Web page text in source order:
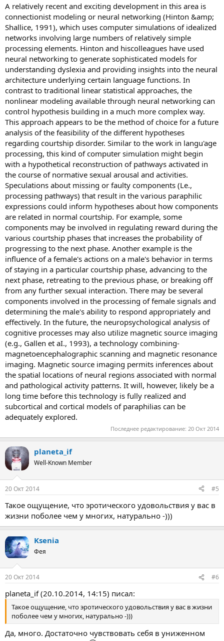
A relatively recent and exciting development in this area is
connectionist modeling or neural networking (Hinton &amp;
Shallice, 1991), which uses computer simulations of idealized
networks involving large numbers of relatively simple
processing elements. Hinton and hiscolleagues have used
neural networking to generate sophisticated models for
understanding dyslexia and providing insights into the neural
architecture underlying certain language functions. In
contrast to traditional linear statistical approaches, the
nonlinear modeling available through neural networking can
control hypothesis building in a much more complex way.
This approach appears to be the method of choice for a future
analysis of the feasibility of the different hypotheses
regarding courtship disorder. Similar to the work in langu'age
processing, this kind of computer simulation might begin
with a hypothetical reconstruction of pathways activated in
the course of normative sexual arousal and activities.
Speculations about missing or faulty components (Le.,
processing pathways) that result in the various paraphilic
expressions could inform hypotheses about how components
are related in normal courtship. For example, some
components may be involved in regulating reward during the
various courtship phases that increases the probability of
progressing to the next phase. Another example is the
influence of a female's actions on a male's behavior in terms
of staying in a particular courtship phase, advancing to the
next phase, retreating to the previous phase, or breaking off
from any further sexual interaction. There may be several
components involved in the processing of female signals and
determining the male's ability to respond appropriately and
effectively. In the future, the neuropsychological analysis of
cognitive processes may also utilize magnetic source imaging
(e.g., Gallen et aI., 1993), a technology combining-
magnetoencephalographic scanning and magnetic resonance
imaging. Magnetic source imaging permits inferences about
the spatial locations of neural regions associated with normal
and pathological activity patterns. It will, however, likely be a
long time before this technology is fully realized and
subcortical and cortical models of paraphilias can be
adequately explored.
Последнее редактирование: 20 Окт 2014
planeta_if
Well-Known Member
20 Окт 2014 #5
Такое ощущение, что эротического удовольствия у вас в
жизни поболее чем у многих, натурально -)))
Ksenia
Фея
20 Окт 2014 #6
planeta_if (20.10.2014, 14:15) писал:
Такое ощущение, что эротического удовольствия у вас в жизни
поболее чем у многих, натурально -)))
Да, много. Достаточно чувствовать себя в униженном